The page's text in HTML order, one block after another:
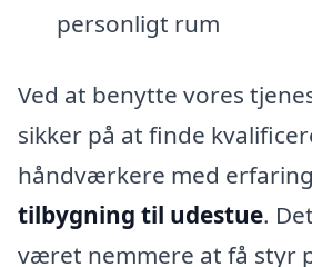
personligt rum
Ved at benytte vores
sikker på at finde
håndværkere med
tilbygning til udestue.
været nemmere at få styr